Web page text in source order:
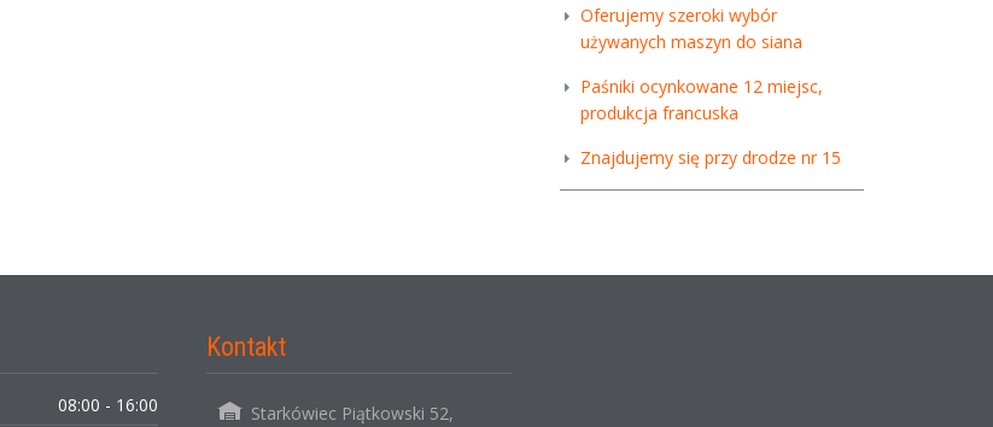
Oferujemy szeroki wybór
używanych maszyn do siana
Paśniki ocynkowane 12 miejsc,
produkcja francuska
Znajdujemy się przy drodze nr 15
08:00 - 16:00
Kontakt
Starkówiec Piątkowski 52,